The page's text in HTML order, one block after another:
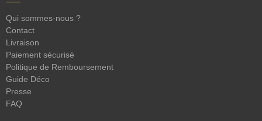
Qui sommes-nous ?
Contact
Livraison
Paiement sécurisé
Politique de Remboursement
Guide Déco
Presse
FAQ